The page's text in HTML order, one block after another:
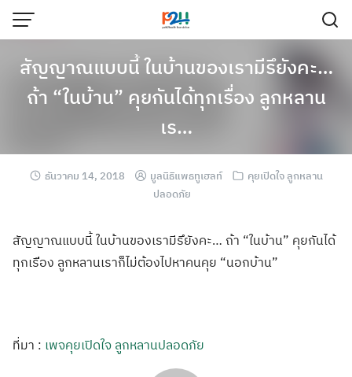
สัญญาณแบบนี้ ในบ้านของเรามีรึยังคะ…
ถ้า “ในบ้าน” คุยกันได้ทุกเรื่อง ลูกหลาน
เร…
ธันวาคม 14, 2018 มูลนิธิแพธทูเฮลท์
คุยเปิดใจ ลูกหลาน
ปลอดภัย
สัญญาณแบบนี้ ในบ้านของเรามีรึยังคะ… ถ้า “ในบ้าน” คุยกันได้
ทุกเรื่อง ลูกหลานเราก็ไม่ต้องไปหาคนคุย “นอกบ้าน”
ที่มา : เพจคุยเปิดใจ ลูกหลานปลอดภัย